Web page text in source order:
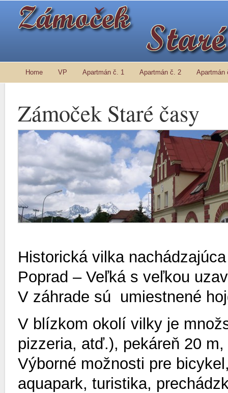
Home VP Apartmán č. 1 Apartmán č. 2 Apartmán
Zámoček Staré časy
Historická vilka
Poprad – Veľká s veľkou
V záhrade sú umiestnené
V blízkom okolí vilky je
pizzeria, atď.), pekáreň 20
Výborné možnosti pre
aquapark, turistika,